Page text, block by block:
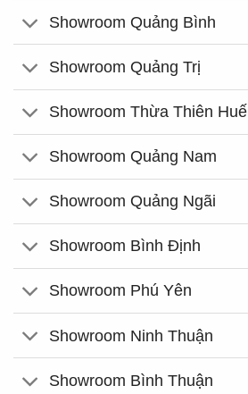
Showroom Quảng Bình
Showroom Quảng Trị
Showroom Thừa Thiên Huế
Showroom Quảng Nam
Showroom Quảng Ngãi
Showroom Bình Định
Showroom Phú Yên
Showroom Ninh Thuận
Showroom Bình Thuận